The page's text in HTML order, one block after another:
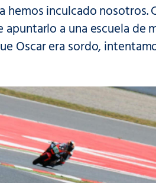
hemos inculcado nosotros.
a una escuela de
Oscar era sordo,